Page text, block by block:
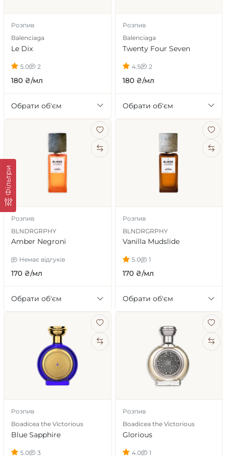
Фільтри
Розпив
Balenciaga
Le Dix
5.0 2
180 ₴/мл
Обрати об'єм
Розпив
Balenciaga
Twenty Four Seven
4.5 2
180 ₴/мл
Обрати об'єм
Розпив
BLNDRGRPHY
Amber Negroni
Немає відгуків
170 ₴/мл
Обрати об'єм
Розпив
BLNDRGRPHY
Vanilla Mudslide
5.0 1
170 ₴/мл
Обрати об'єм
Розпив
Boadicea the Victorious
Blue Sapphire
5.0 3
Розпив
Boadicea the Victorious
Glorious
4.0 1